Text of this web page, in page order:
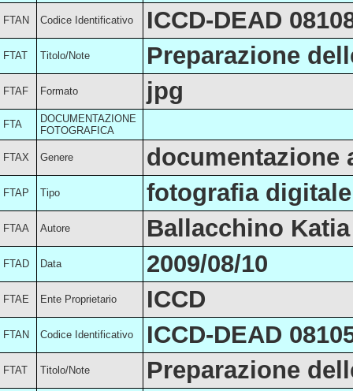
FTAN Codice Identificativo ICCD-DEAD
FTAT Titolo/Note Preparazione
FTAF Formato jpg
FTA
DOCUMENTAZIONE
FOTOGRAFICA
FTAX Genere documentazione
FTAP Tipo fotografia digitale
FTAA Autore Ballacchino Katia
FTAD Data 2009/08/10
FTAE Ente Proprietario ICCD
FTAN Codice Identificativo ICCD-DEAD
FTAT Titolo/Note Preparazione